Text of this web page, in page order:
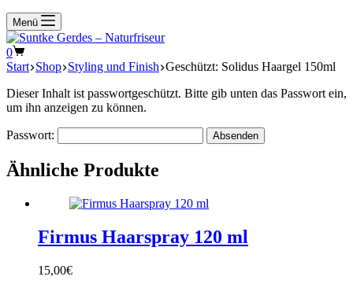
Menü
Warenkorb
0
Start Shop Styling und Finish Geschützt: Solidus Haargel 150ml
Dieser Inhalt ist passwortgeschützt. Bitte gib unten das Passwort ein,
um ihn anzeigen zu können.
Passwort:
Ähnliche Produkte
Firmus Haarspray 120 ml
15,00€